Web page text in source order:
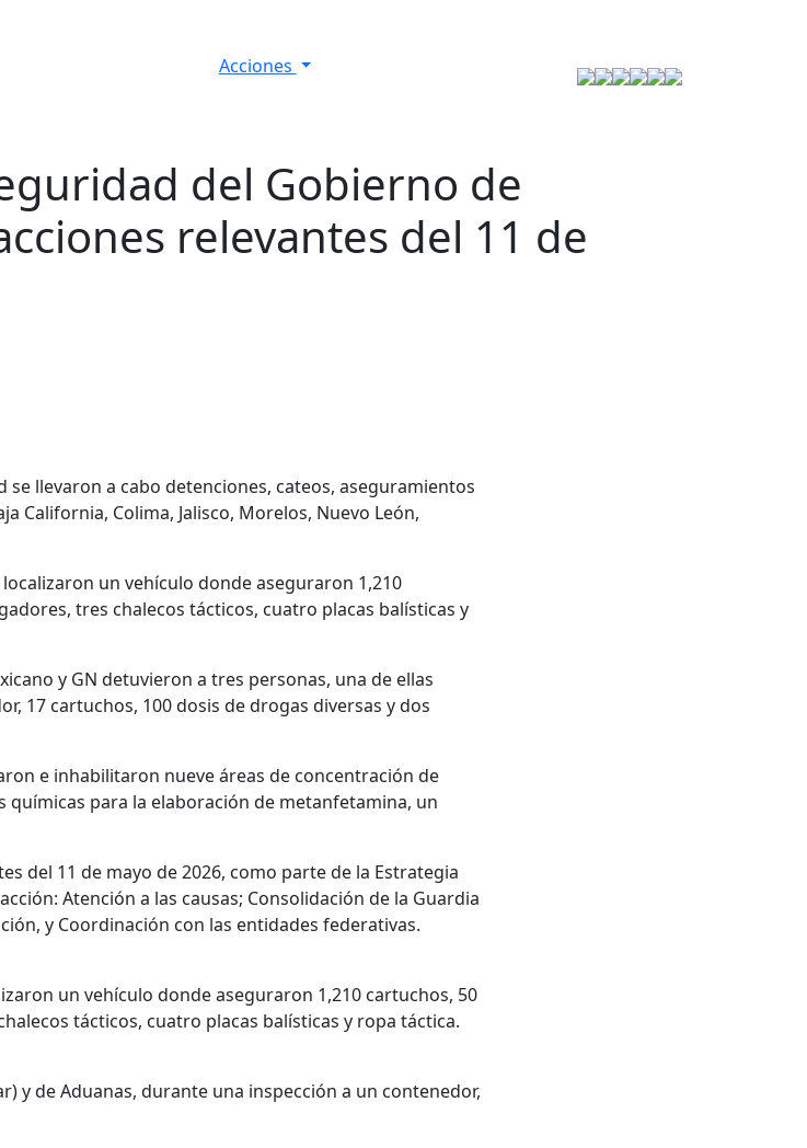
Acciones
del Gobierno de
relevantes del 11 de
llevaron a cabo detenciones, cateos, aseguramientos
California, Colima, Jalisco, Morelos, Nuevo León,
un vehículo donde aseguraron 1,210
tres chalecos tácticos, cuatro placas balísticas y
y GN detuvieron a tres personas, una de ellas
17 cartuchos, 100 dosis de drogas diversas y dos
e inhabilitaron nueve áreas de concentración de
para la elaboración de metanfetamina, un
del 11 de mayo de 2026, como parte de la Estrategia
Atención a las causas; Consolidación de la Guardia
y Coordinación con las entidades federativas.
un vehículo donde aseguraron 1,210 cartuchos, 50
tácticos, cuatro placas balísticas y ropa táctica.
y de Aduanas, durante una inspección a un contenedor,